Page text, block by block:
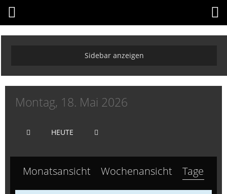
Montag, 18. Mai 2026
HEUTE
Monatsansicht Wochenansicht